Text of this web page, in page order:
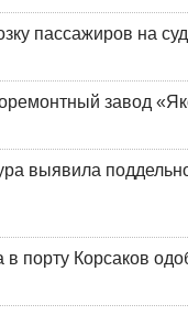
пассажиров на
завод
выявила
порту Корсаков